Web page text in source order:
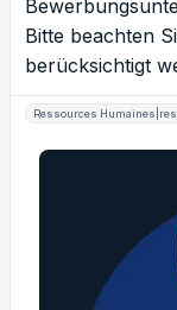
Bitte beachten
berücksichtigt
Ressources